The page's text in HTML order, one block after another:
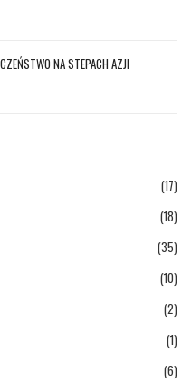
NA STEPACH AZJI
(17)
(18)
(35)
(10)
(2)
(1)
(6)